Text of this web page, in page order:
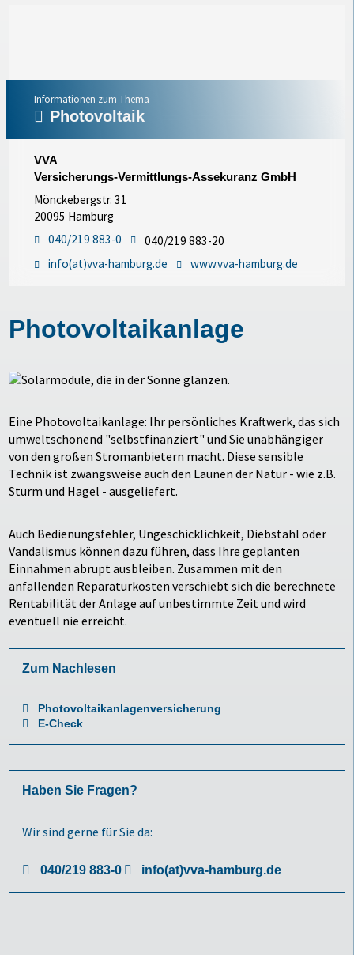
Informationen zum Thema
Photovoltaik
VVA
Versicherungs-Vermittlungs-Assekuranz GmbH
Mönckebergstr. 31
20095 Hamburg
040/219 883-0
040/219 883-20
info(at)vva-hamburg.de
www.vva-hamburg.de
Photovoltaikanlage
Eine Photovoltaikanlage: Ihr persönliches Kraftwerk, das sich
umweltschonend "selbstfinanziert" und Sie unabhängiger
von den großen Stromanbietern macht. Diese sensible
Technik ist zwangsweise auch den Launen der Natur - wie z.B.
Sturm und Hagel - ausgeliefert.
Auch Bedienungsfehler, Ungeschicklichkeit, Diebstahl oder
Vandalismus können dazu führen, dass Ihre geplanten
Einnahmen abrupt ausbleiben. Zusammen mit den
anfallenden Reparaturkosten verschiebt sich die berechnete
Rentabilität der Anlage auf unbestimmte Zeit und wird
eventuell nie erreicht.
Zum Nachlesen
Photovoltaikanlagenversicherung
E-Check
Haben Sie Fragen?
Wir sind gerne für Sie da:
040/219 883-0 info(at)vva-hamburg.de